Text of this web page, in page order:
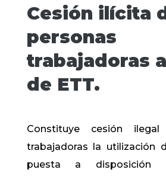
Cesión ilícita
personas
trabajadoras
de ETT.
Constituye cesión
trabajadoras la utilización
puesta a disposición